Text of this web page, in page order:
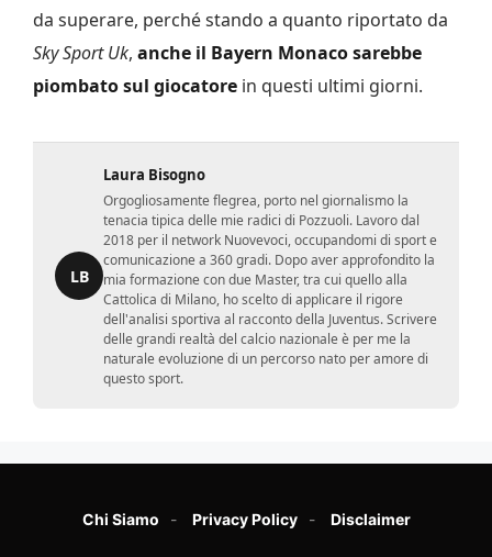
da superare, perché stando a quanto riportato da
Sky Sport Uk, anche il Bayern Monaco sarebbe
piombato sul giocatore in questi ultimi giorni.
LB
Laura Bisogno
Orgogliosamente flegrea, porto nel giornalismo la
tenacia tipica delle mie radici di Pozzuoli. Lavoro dal
2018 per il network Nuovevoci, occupandomi di sport e
comunicazione a 360 gradi. Dopo aver approfondito la
mia formazione con due Master, tra cui quello alla
Cattolica di Milano, ho scelto di applicare il rigore
dell'analisi sportiva al racconto della Juventus. Scrivere
delle grandi realtà del calcio nazionale è per me la
naturale evoluzione di un percorso nato per amore di
questo sport.
Chi Siamo Privacy Policy Disclaimer